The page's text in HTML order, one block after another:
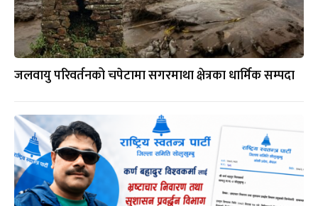
जलवायु परिवर्तनको चपेटामा सगरमाथा क्षेत्रका धार्मिक सम्पदा